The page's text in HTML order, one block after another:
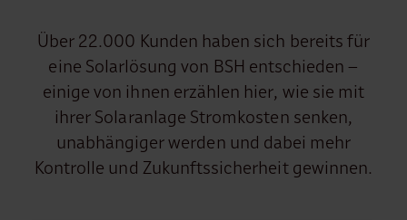
Über 22.000 Kunden haben sich bereits für
eine Solarlösung von BSH entschieden –
einige von ihnen erzählen hier, wie sie mit
ihrer Solaranlage Stromkosten senken,
unabhängiger werden und dabei mehr
Kontrolle und Zukunftssicherheit gewinnen.